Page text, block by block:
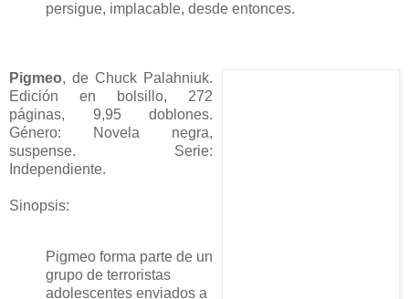
persigue, implacable, desde entonces.
Pigmeo, de Chuck Palahniuk.
Edición en bolsillo, 272
páginas, 9,95 doblones.
Género: Novela negra,
suspense. Serie:
Independiente.
Sinopsis:
Pigmeo forma parte de un
grupo de terroristas
adolescentes enviados a